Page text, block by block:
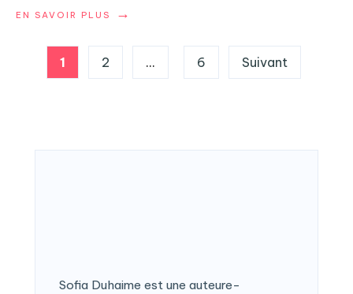
EN SAVOIR PLUS →
Pagination
des
1 2 … 6 Suivant
Sofia Duhaime est une auteure-